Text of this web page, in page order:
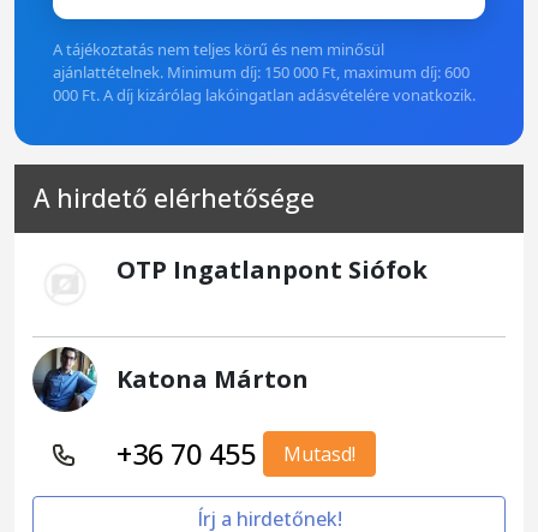
A tájékoztatás nem teljes körű és nem minősül
ajánlattételnek. Minimum díj: 150 000 Ft, maximum díj: 600
000 Ft. A díj kizárólag lakóingatlan adásvételére vonatkozik.
A hirdető elérhetősége
OTP Ingatlanpont Siófok
Katona Márton
+36 70 455 Mutasd!
Írj a hirdetőnek!